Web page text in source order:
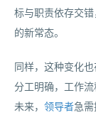
标与职责依存交
的新常态。
同样，这种变化
分工明确，工作
未来， 领导者急